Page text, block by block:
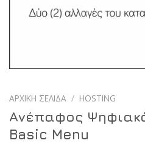
ΑΡΧΙΚΉ ΣΕΛΊΔΑ / HOSTING
Ανέπαφος
Basic Menu